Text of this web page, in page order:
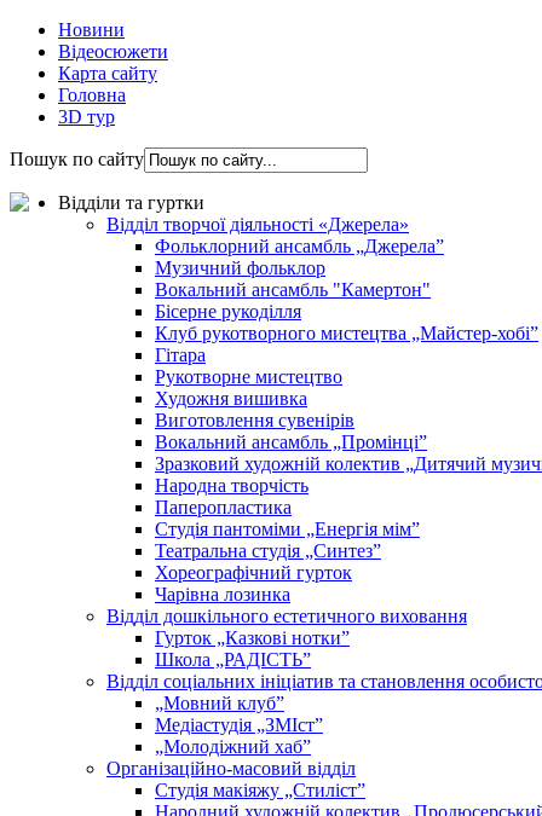
Новини
Відеосюжети
Карта сайту
Головна
3D тур
Пошук по сайту
Відділи та гуртки
Відділ творчої діяльності «Джерела»
Фольклорний ансамбль „Джерела”
Музичний фольклор
Вокальний ансамбль "Камертон"
Бісерне рукоділля
Клуб рукотворного мистецтва „Майстер-хобі”
Гітара
Рукотворне мистецтво
Художня вишивка
Виготовлення сувенірів
Вокальний ансамбль „Промінці”
Зразковий художній колектив „Дитячий
Народна творчість
Паперопластика
Студія пантоміми „Енергія мім”
Театральна студія „Синтез”
Хореографічний гурток
Чарівна лозинка
Відділ дошкільного естетичного виховання
Гурток „Казкові нотки”
Школа „РАДІСТЬ”
Відділ соціальних ініціатив та становлення
„Мовний клубˮ
Медіастудія „ЗМІстˮ
„Молодіжний хабˮ
Організаційно-масовий відділ
Студія макіяжу „Стиліст”
Народний художній колектив